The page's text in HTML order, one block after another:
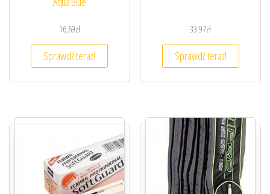
16,69zł
Sprawdź teraz!
33,97zł
Sprawdź teraz!